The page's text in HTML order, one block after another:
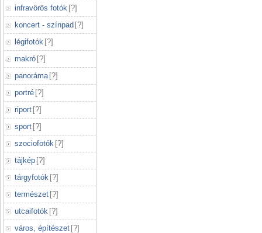
infravörös fotók [?]
koncert - színpad [?]
légifotók [?]
makró [?]
panoráma [?]
portré [?]
riport [?]
sport [?]
szociofotók [?]
tájkép [?]
tárgyfotók [?]
természet [?]
utcaifotók [?]
város, építészet [?]